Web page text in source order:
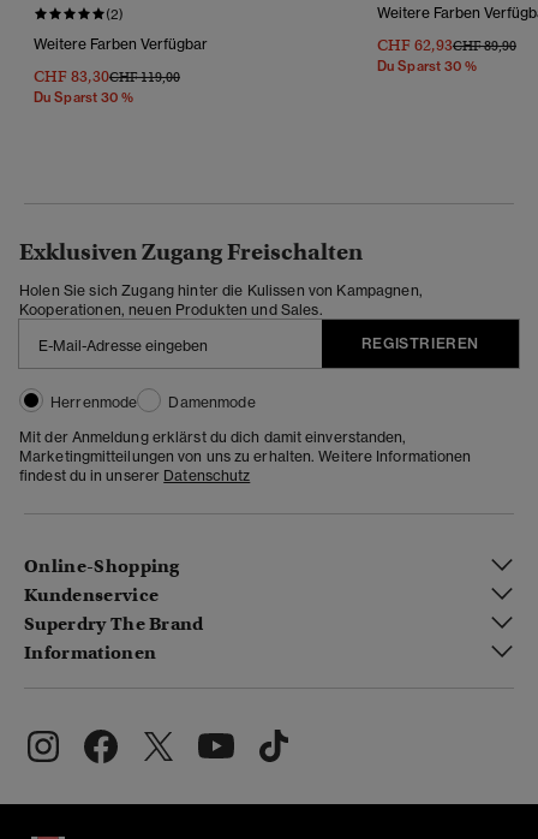
(2)
Weitere Farben Verfügbar
CHF 83,30Preis Wurde Reduziert Von
CHF 119,00Bis
Du Sparst 30 %
Weitere Farben
CHF 62,93Preis Wurde
CHF 89,90Bis
Du Sparst 30 %
Exklusiven Zugang Freischalten
Holen Sie sich Zugang hinter die Kulissen von Kampagnen,
Kooperationen, neuen Produkten und Sales.
REGISTRIEREN
Herrenmode
Damenmode
Mit der Anmeldung erklärst du dich damit einverstanden,
Marketingmitteilungen von uns zu erhalten. Weitere Informationen
findest du in unserer Datenschutz
Online-Shopping
Kundenservice
Superdry The Brand
Informationen